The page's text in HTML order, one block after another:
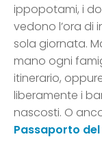
ippopotami, i
vedono l’ora di
sola giornata.
mano ogni
itinerario,
liberamente i
nascosti. O
Passaporto